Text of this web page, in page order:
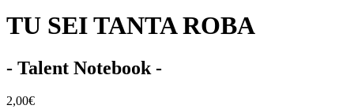
TU SEI TANTA ROBA
- Talent Notebook -
2,00€